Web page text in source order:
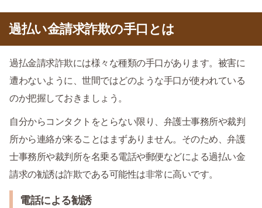
過払い金請求詐欺の手口とは
過払金請求詐欺には様々な種類の手口があります。被害に
遭わないように、世間ではどのような手口が使われている
のか把握しておきましょう。
自分からコンタクトをとらない限り、弁護士事務所や裁判
所から連絡が来ることはまずありません。そのため、弁護
士事務所や裁判所を名乗る電話や郵便などによる過払い金
請求の勧誘は詐欺である可能性は非常に高いです。
電話による勧誘